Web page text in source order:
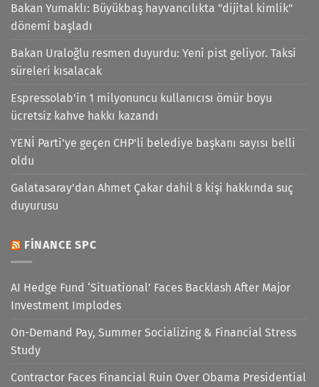
Bakan Yumaklı: Büyükbaş hayvancılıkta "dijital kimlik"
dönemi başladı
Bakan Uraloğlu resmen duyurdu: Yeni pist geliyor. Taksi
süreleri kısalacak
Espressolab'in 1 milyonuncu kullanıcısı ömür boyu
ücretsiz kahve hakkı kazandı
YENİ Parti'ye geçen CHP'li belediye başkanı sayısı belli
oldu
Galatasaray'dan Ahmet Çakar dahil 8 kişi hakkında suç
duyurusu
FINANCE SPC
AI Hedge Fund ‘Situational’ Faces Backlash After Major
Investment Implodes
On-Demand Pay, Summer Socializing & Financial Stress
Study
Contractor Faces Financial Ruin Over Obama Presidential